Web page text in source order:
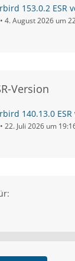
153.0.2 ESR
4. August 2026 um
Version
140.13.0
22. Juli 2026 um